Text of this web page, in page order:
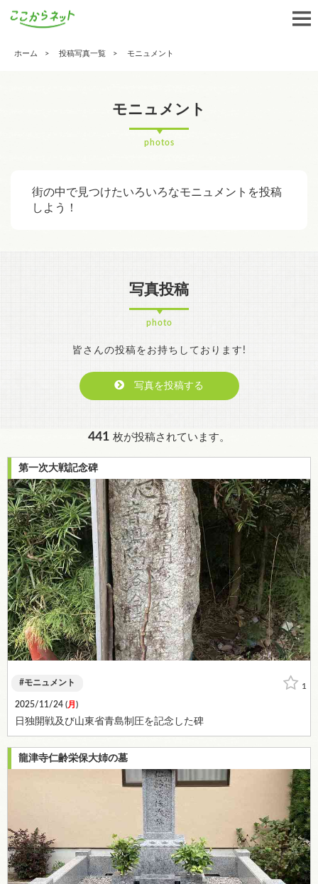
ホーム 投稿写真一覧 モニュメント
モニュメント
photos
街の中で見つけたいろいろなモニュメントを投稿
しよう！
写真投稿
photo
皆さんの投稿をお持ちしております!
写真を投稿する
441 枚が投稿されています。
第一次大戦記念碑
1
モニュメント
2025/11/24 (月 )
日独開戦及び山東省青島制圧を記念した碑
龍津寺仁齢栄保大姉の墓